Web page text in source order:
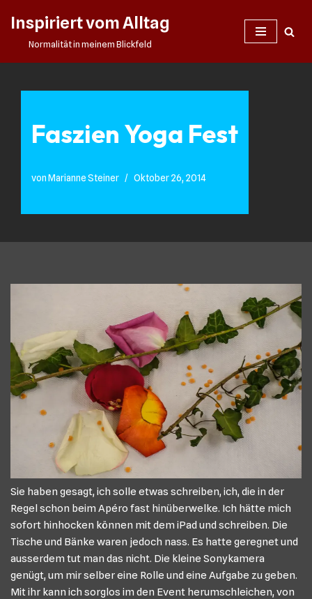
Inspiriert vom Alltag
Normalität in meinem Blickfeld
Faszien Yoga Fest
vonMarianne Steiner Oktober 26, 2014
Sie haben gesagt, ich solle etwas schreiben, ich, die in der
Regel schon beim Apéro fast hinüberwelke. Ich hätte mich
sofort hinhocken können mit dem iPad und schreiben. Die
Tische und Bänke waren jedoch nass. Es hatte geregnet und
ausserdem tut man das nicht. Die kleine Sonykamera
genügt, um mir selber eine Rolle und eine Aufgabe zu geben.
Mit ihr kann ich sorglos im den Event herumschleichen, von